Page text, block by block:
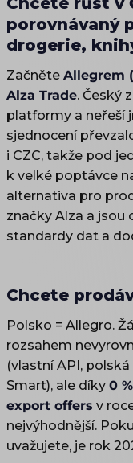
porovnávaný
drogerie,
Začněte Allegrem
Alza Trade. Český
platformy a neřeší
sjednocení
i CZC, takže pod
k velké poptávce
alternativa pro
značky Alza a
standardy dat a
Chcete
Polsko = Allegro.
rozsahem
(vlastní API,
Smart), ale díky 0
export offers v
nejvýhodnější.
uvažujete, je rok